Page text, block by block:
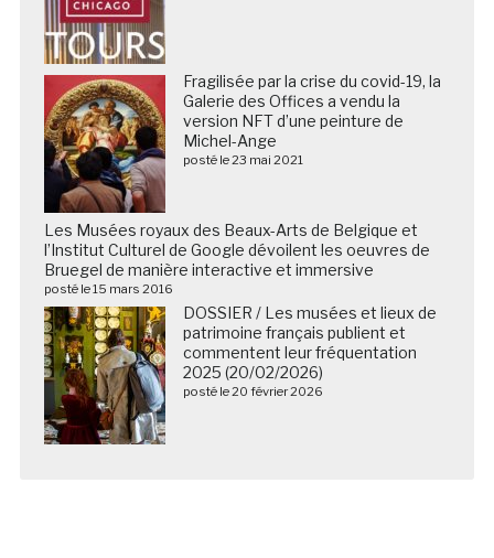
Fragilisée par la crise du covid-19, la
Galerie des Offices a vendu la
version NFT d’une peinture de
Michel-Ange
posté le 23 mai 2021
Les Musées royaux des Beaux-Arts de Belgique et
l’Institut Culturel de Google dévoilent les oeuvres de
Bruegel de manière interactive et immersive
posté le 15 mars 2016
DOSSIER / Les musées et lieux de
patrimoine français publient et
commentent leur fréquentation
2025 (20/02/2026)
posté le 20 février 2026